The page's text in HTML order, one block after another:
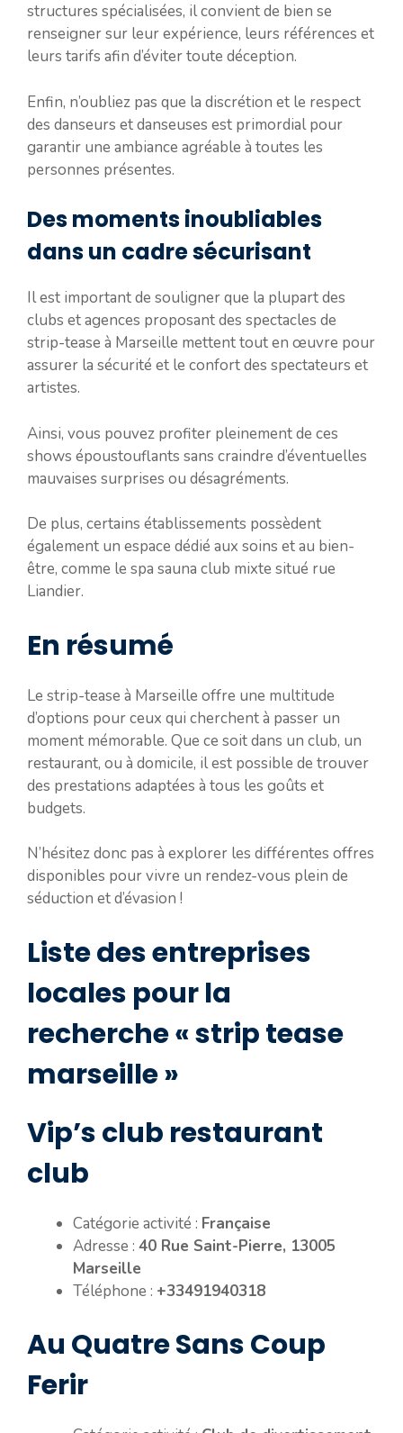
structures spécialisées, il convient de bien se
renseigner sur leur expérience, leurs références et
leurs tarifs afin d’éviter toute déception.
Enfin, n’oubliez pas que la discrétion et le respect
des danseurs et danseuses est primordial pour
garantir une ambiance agréable à toutes les
personnes présentes.
Des moments inoubliables
dans un cadre sécurisant
Il est important de souligner que la plupart des
clubs et agences proposant des spectacles de
strip-tease à Marseille mettent tout en œuvre pour
assurer la sécurité et le confort des spectateurs et
artistes.
Ainsi, vous pouvez profiter pleinement de ces
shows époustouflants sans craindre d’éventuelles
mauvaises surprises ou désagréments.
De plus, certains établissements possèdent
également un espace dédié aux soins et au bien-
être, comme le spa sauna club mixte situé rue
Liandier.
En résumé
Le strip-tease à Marseille offre une multitude
d’options pour ceux qui cherchent à passer un
moment mémorable. Que ce soit dans un club, un
restaurant, ou à domicile, il est possible de trouver
des prestations adaptées à tous les goûts et
budgets.
N’hésitez donc pas à explorer les différentes offres
disponibles pour vivre un rendez-vous plein de
séduction et d’évasion !
Liste des entreprises
locales pour la
recherche « strip tease
marseille »
Vip’s club restaurant
club
Catégorie activité : Française
Adresse : 40 Rue Saint-Pierre, 13005
Marseille
Téléphone : +33491940318
Au Quatre Sans Coup
Ferir